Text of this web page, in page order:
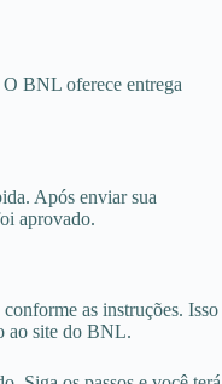
BNL oferece entrega
Após enviar sua
aprovado.
as instruções. Isso
ao site do BNL.